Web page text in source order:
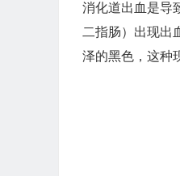
消化道出血是导
二指肠）出现出
泽的黑色，这种